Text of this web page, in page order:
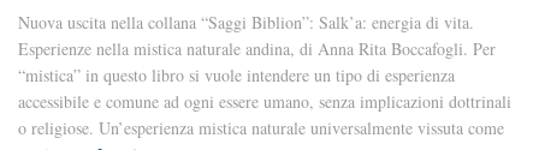
Nuova uscita nella collana “Saggi Biblion”: Salk’a: energia di vita.
Esperienze nella mistica naturale andina, di Anna Rita Boccafogli. Per
“mistica” in questo libro si vuole intendere un tipo di esperienza
accessibile e comune ad ogni essere umano, senza implicazioni dottrinali
o religiose. Un’esperienza mistica naturale universalmente vissuta come